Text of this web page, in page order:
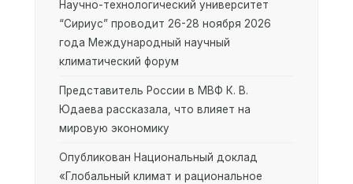
Научно-технологический университет
“Сириус” проводит 26-28 ноября 2026
года Международный научный
климатический форум
Представитель России в МВФ К. В.
Юдаева рассказала, что влияет на
мировую экономику
Опубликован Национальный доклад
«Глобальный климат и рациональное